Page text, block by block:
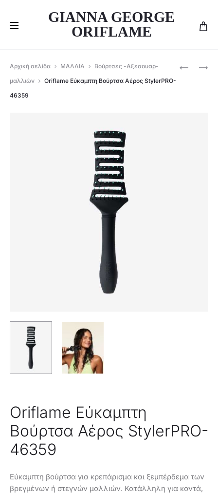
GIANNA GEORGE
ORIFLAME
ORIFLAME
ORIFLAME
Αρχική σελίδα ΜΑΛΛΙΑ
Βούρτσες -Αξεσουαρ-
μαλλιών
Oriflame Εύκαμπτη Βούρτσα Αέρος StylerPRO-
46359
Oriflame Εύκαμπτη
Βούρτσα Αέρος StylerPRO-
46359
Εύκαμπτη βούρτσα για κρεπάρισμα και ξεμπέρδεμα των
βρεγμένων ή στεγνών μαλλιών. Κατάλληλη για κοντά,